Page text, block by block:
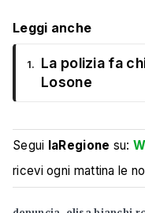
Leggi anche
1.
La polizia fa
Losone
Segui laRegione su:
ricevi ogni mattina le